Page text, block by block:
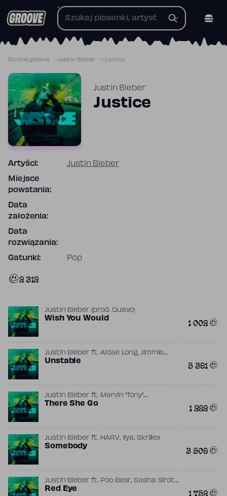
do
Strona główna Justin Bieber Justice
Justin Bieber
Justice
Artyści: Justin Bieber
Miejsce
powstania:
Data
założenia:
Data
rozwiązania:
Gatunki: Pop
2 312
Justin Bieber(prod. Quavo)
Wish You Would 1 002
Justin Bieberft.Aldae Long, Jimmie
Gutch(prod.
Unstable 5 391
Justin Bieberft. Marvin “Tony”
Hemmings,Rodney Jerkins
There She Go 1 292
Justin Bieberft. HARV, Ilya, Skrillex
Somebody 3 509
Justin Bieberft. Poo Bear, Sasha Sirota
TroyBoi
Red Eye 1 752